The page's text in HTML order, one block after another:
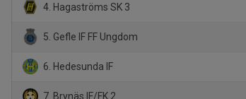
4. Hagaströms SK 3
5. Gefle IF FF Ungdom
6. Hedesunda IF
7. Brynäs IF/FK 2